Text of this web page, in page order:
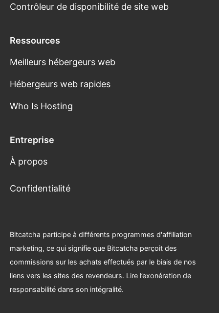
Contrôleur de disponibilité de site web
Ressources
Meilleurs hébergeurs web
Hébergeurs web rapides
Who Is Hosting
Entreprise
À propos
Confidentialité
Bitcatcha participe à différents programmes d'affiliation
marketing, ce qui signifie que Bitcatcha perçoit des
commissions sur les achats effectués par le biais de nos
liens vers les sites des revendeurs. Lire l’exonération de
responsabilité dans son intégralité.